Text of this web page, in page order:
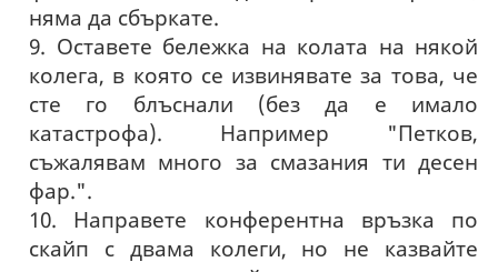
няма да сбъркате.
9. Оставете бележка на колата на някой
колега, в която се извинявате за това, че
сте го блъснали (без да е имало
катастрофа). Например "Петков,
съжалявам много за смазания ти десен
фар.".
10. Направете конферентна връзка по
скайп с двама колеги, но не казвайте